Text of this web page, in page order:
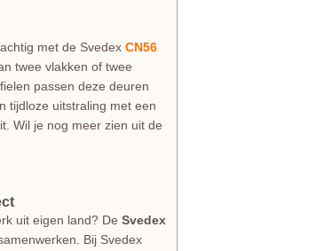
met de Svedex CN56
twee vlakken of twee
passen deze deuren
tijdloze uitstraling met een
Wil je nog meer zien uit de
uit eigen land? De Svedex
Bij Svedex